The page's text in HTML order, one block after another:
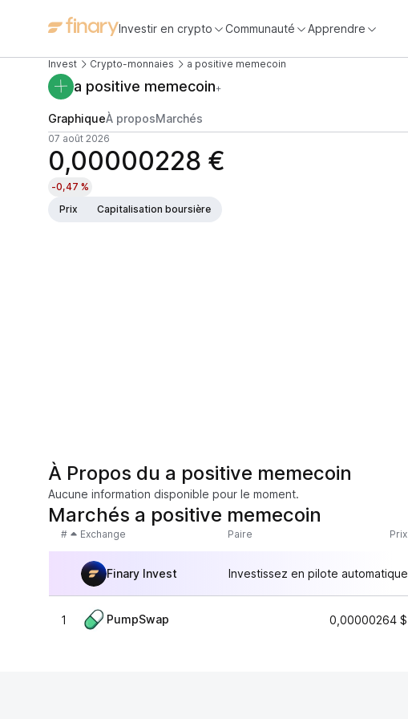
Investir en crypto Communauté Apprendre
Invest Crypto-monnaies a positive memecoin
a positive memecoin+
GraphiqueÀ proposMarchés
07 août 2026
0,00000228 €
-0,47 %
Prix
Capitalisation boursière
À Propos du a positive memecoin
Aucune information disponible pour le moment.
Marchés a positive memecoin
# Exchange Paire Prix
Finary Invest Investissez en pilote automatique
1 PumpSwap 0,00000264 $